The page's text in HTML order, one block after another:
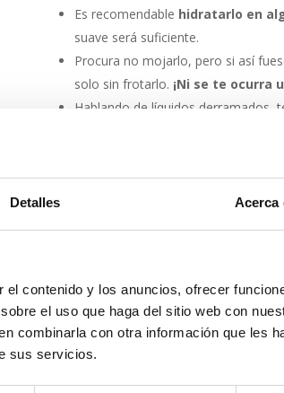
Detalles Acerca
contenido y los anuncios, ofrecer
el uso que haga del sitio web con
combinarla con otra información que les
sus servicios.
Es recomendable hidratarlo en
suave será suficiente.
Procura no mojarlo, pero si así
solo sin frotarlo. ¡Ni se te ocurra
Hablando de líquidos derramados,
Si vas a tener tu bolso guardado
que no se deforme y mantenlo
Peso 0,175 g
Color
Azul, Azul
Gris, Marron,